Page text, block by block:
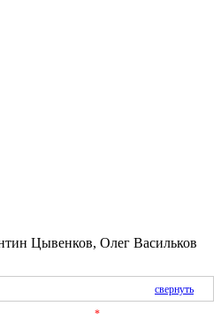
Цывенков, Олег Васильков
свернуть
*